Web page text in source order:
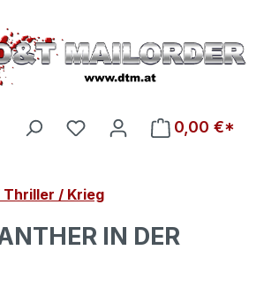
Du hast 0 Produkte auf
0,00 €*
/ Krieg
IN DER